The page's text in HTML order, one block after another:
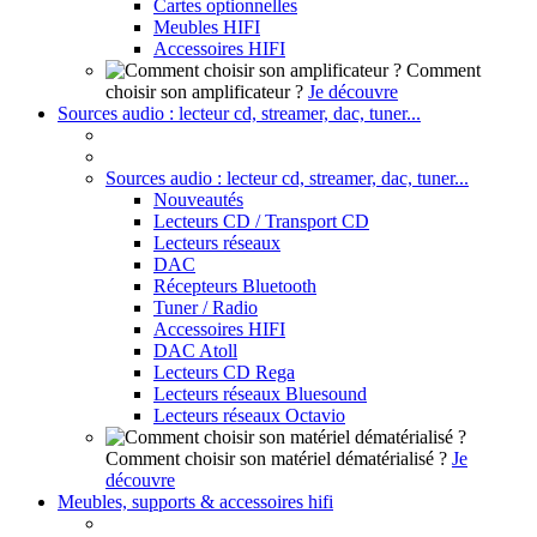
Cartes optionnelles
Meubles HIFI
Accessoires HIFI
Comment
choisir son amplificateur ? Je découvre
Sources audio : lecteur cd, streamer, dac, tuner...
Sources audio : lecteur cd, streamer, dac, tuner...
Nouveautés
Lecteurs CD / Transport CD
Lecteurs réseaux
DAC
Récepteurs Bluetooth
Tuner / Radio
Accessoires HIFI
DAC Atoll
Lecteurs CD Rega
Lecteurs réseaux Bluesound
Lecteurs réseaux Octavio
Comment choisir son matériel dématérialisé ? Je
découvre
Meubles, supports & accessoires hifi